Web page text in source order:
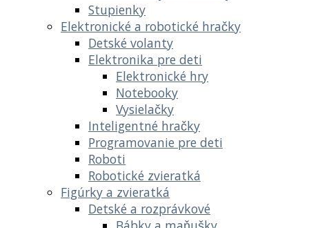
Stupienky
Elektronické a robotické hračky
Detské volanty
Elektronika pre deti
Elektronické hry
Notebooky
Vysielačky
Inteligentné hračky
Programovanie pre deti
Roboti
Robotické zvieratká
Figúrky a zvieratká
Detské a rozprávkové